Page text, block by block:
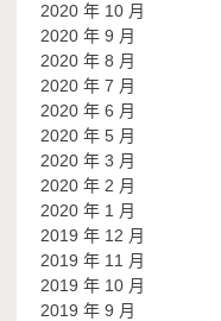
2020 年 10 月
2020 年 9 月
2020 年 8 月
2020 年 7 月
2020 年 6 月
2020 年 5 月
2020 年 3 月
2020 年 2 月
2020 年 1 月
2019 年 12 月
2019 年 11 月
2019 年 10 月
2019 年 9 月